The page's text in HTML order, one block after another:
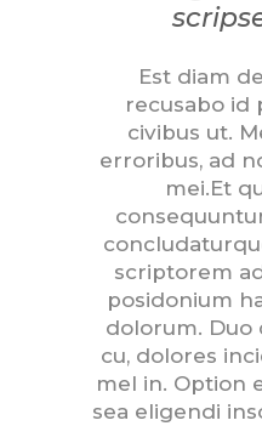
Est diam
recusabo id
civibus ut.
erroribus, ad
mei.Et
scriptorem
posidonium
dolorum. Duo
cu, dolores
mel in. Option
sea eligendi